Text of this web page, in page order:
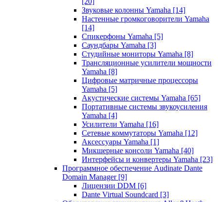
Звуковые колонны Yamaha [14]
Настенные громкоговорители Yamaha
[14]
Спикерфоны Yamaha [5]
Саундбары Yamaha [3]
Студийные мониторы Yamaha [8]
Трансляционные усилители мощности
Yamaha [8]
Цифровые матричные процессоры
Yamaha [5]
Акустические системы Yamaha [65]
Портативные системы звукоусиления
Yamaha [4]
Усилители Yamaha [16]
Сетевые коммутаторы Yamaha [12]
Аксессуары Yamaha [1]
Микшерные консоли Yamaha [40]
Интерфейсы и конвертеры Yamaha [23]
Программное обеспечение Audinate Dante
Domain Manager [9]
Лицензии DDM [6]
Dante Virtual Soundcard [3]